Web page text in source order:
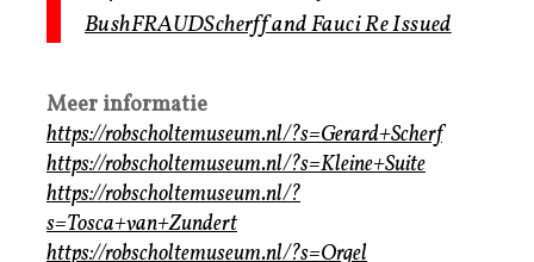
BushFRAUDScherff and Fauci Re Issued
Meer informatie
https://robscholtemuseum.nl/?s=Gerard+Scherf
https://robscholtemuseum.nl/?s=Kleine+Suite
https://robscholtemuseum.nl/?
s=Tosca+van+Zundert
https://robscholtemuseum.nl/?s=Orgel